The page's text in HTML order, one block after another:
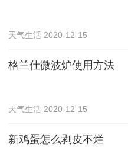
天气生活 2020-12-15
格兰仕微波炉使用方法
天气生活 2020-12-15
新鸡蛋怎么剥皮不烂